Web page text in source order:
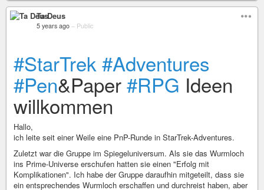
Ta Deus
5 years ago – Public
#StarTrek #Adventures
#Pen&Paper#RPG Ideen
willkommen
Hallo,
ich leite seit einer Weile eine PnP-Runde in StarTrek-Adventures.
Zuletzt war die Gruppe im Spiegeluniversum. Als sie das Wurmloch
ins Prime-Universe erschufen hatten sie einen "Erfolg mit
Komplikationen". Ich habe der Gruppe daraufhin mitgeteilt, dass sie
ein entsprechendes Wurmloch erschaffen und durchreist haben, aber